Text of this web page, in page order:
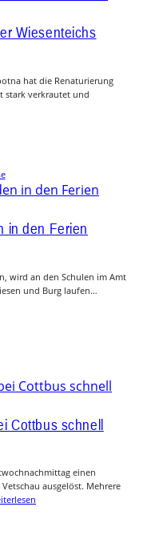
Wiesenteichs
hat die Renaturierung
stark verkrautet und
in den Ferien
wird an den Schulen im Amt
und Burg laufen…
Cottbus schnell
einen
ausgelöst. Mehrere